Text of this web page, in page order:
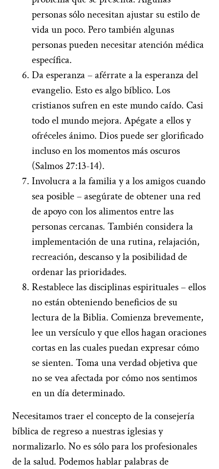
personas sólo necesitan ajustar su estilo de
vida un poco. Pero también algunas
personas pueden necesitar atención médica
específica.
Da esperanza – aférrate a la esperanza del
evangelio. Esto es algo bíblico. Los
cristianos sufren en este mundo caído. Casi
todo el mundo mejora. Apégate a ellos y
ofréceles ánimo. Dios puede ser glorificado
incluso en los momentos más oscuros
(Salmos 27:13-14).
Involucra a la familia y a los amigos cuando
sea posible – asegúrate de obtener una red
de apoyo con los alimentos entre las
personas cercanas. También considera la
implementación de una rutina, relajación,
recreación, descanso y la posibilidad de
ordenar las prioridades.
Restablece las disciplinas espirituales – ellos
no están obteniendo beneficios de su
lectura de la Biblia. Comienza brevemente,
lee un versículo y que ellos hagan oraciones
cortas en las cuales puedan expresar cómo
se sienten. Toma una verdad objetiva que
no se vea afectada por cómo nos sentimos
en un día determinado.
Necesitamos traer el concepto de la consejería
bíblica de regreso a nuestras iglesias y
normalizarlo. No es sólo para los profesionales
de la salud. Podemos hablar palabras de